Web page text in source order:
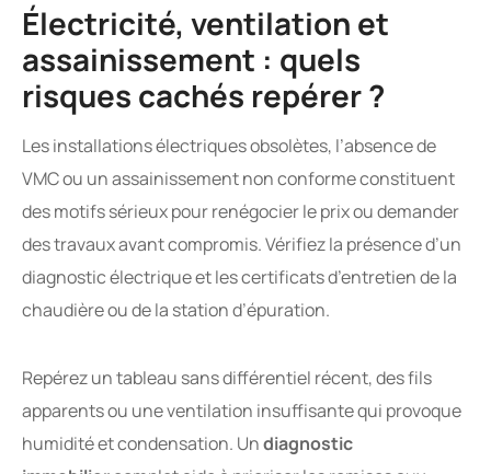
Électricité, ventilation et
assainissement : quels
risques cachés repérer ?
Les installations électriques obsolètes, l’absence de
VMC ou un assainissement non conforme constituent
des motifs sérieux pour renégocier le prix ou demander
des travaux avant compromis. Vérifiez la présence d’un
diagnostic électrique et les certificats d’entretien de la
chaudière ou de la station d’épuration.
Repérez un tableau sans différentiel récent, des fils
apparents ou une ventilation insuffisante qui provoque
humidité et condensation. Undiagnostic